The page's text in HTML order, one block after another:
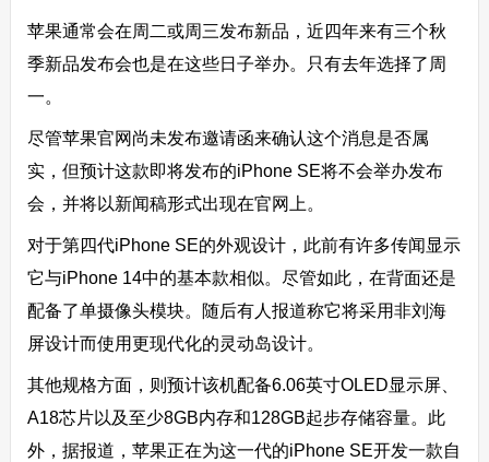
苹果通常会在周二或周三发布新品，近四年来有三个秋
季新品发布会也是在这些日子举办。只有去年选择了周
一。
尽管苹果官网尚未发布邀请函来确认这个消息是否属
实，但预计这款即将发布的iPhone SE将不会举办发布
会，并将以新闻稿形式出现在官网上。
对于第四代iPhone SE的外观设计，此前有许多传闻显示
它与iPhone 14中的基本款相似。尽管如此，在背面还是
配备了单摄像头模块。随后有人报道称它将采用非刘海
屏设计而使用更现代化的灵动岛设计。
其他规格方面，则预计该机配备6.06英寸OLED显示屏、
A18芯片以及至少8GB内存和128GB起步存储容量。此
外，据报道，苹果正在为这一代的iPhone SE开发一款自